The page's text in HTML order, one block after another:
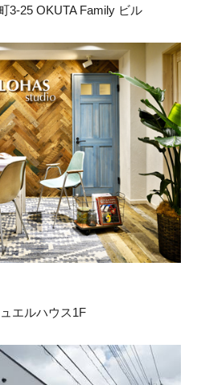
3-25 OKUTA Family ビル
エルハウス1F